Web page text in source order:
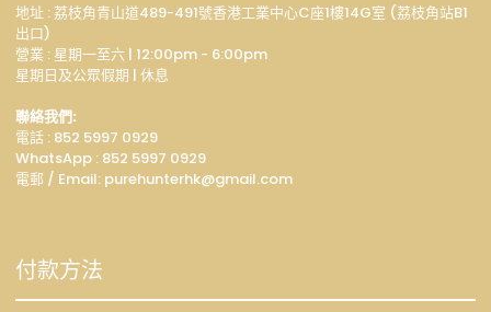
地址 : 荔枝角青山道489-491號香港工業中心C座1樓14G室 (荔枝角站B1
出口)
營業 : 星期一至六 | 12:00pm - 6:00pm
星期日及公眾假期 | 休息
聯絡我們:
電話 : 852 5997 0929
WhatsApp : 852 5997 0929
電郵 / Email: purehunterhk@gmail.com
付款方法